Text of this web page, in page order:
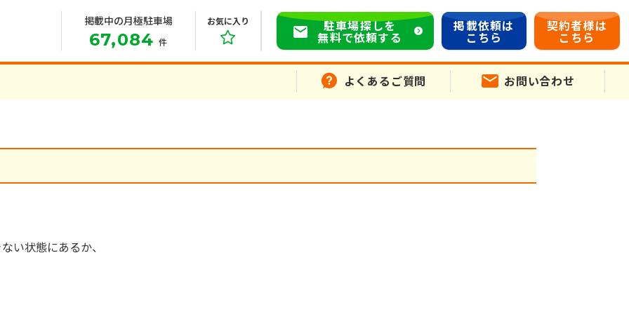
掲載中の月極駐車場
67,084 件
お気に入り 駐車場探しを
無料で依頼する
掲載依頼は
こちら
契約者様は
こちら
よくあるご質問 お問い合わせ
い状態にあるか、